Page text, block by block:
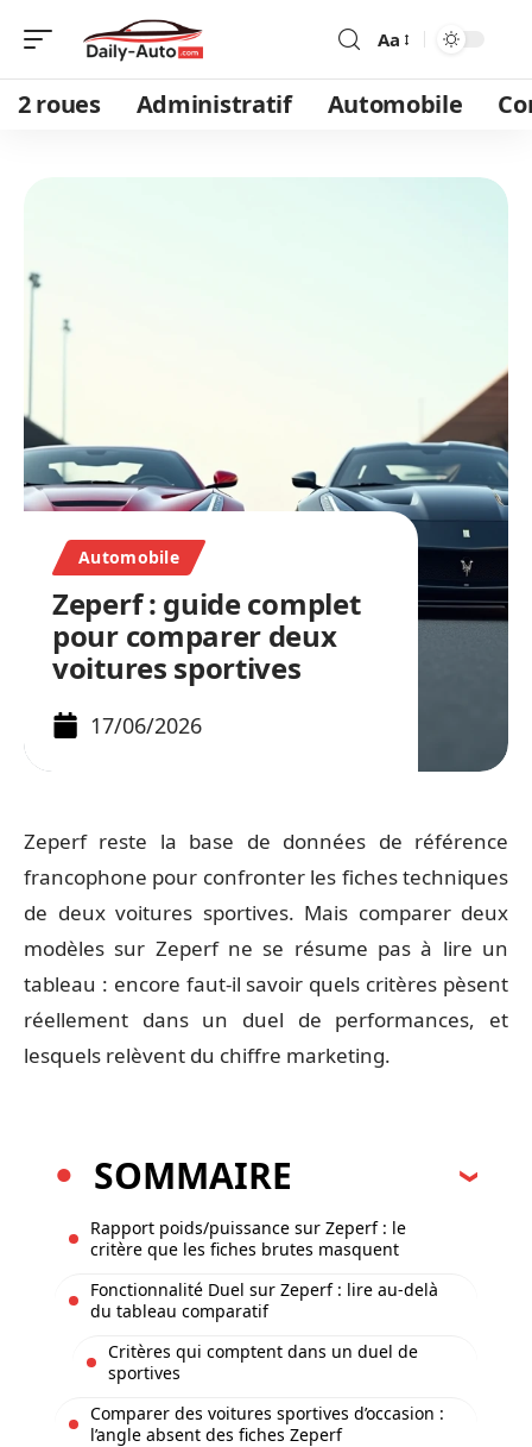
Aa
2 roues Administratif Automobile
Automobile
Zeperf : guide complet
pour comparer deux
voitures sportives
17/06/2026
Zeperf reste la base de données de référence
francophone pour confronter les fiches techniques
de deux voitures sportives. Mais comparer deux
modèles sur Zeperf ne se résume pas à lire un
tableau : encore faut-il savoir quels critères pèsent
réellement dans un duel de performances, et
lesquels relèvent du chiffre marketing.
SOMMAIRE
Rapport poids/puissance sur Zeperf : le
critère que les fiches brutes masquent
Fonctionnalité Duel sur Zeperf : lire au-delà
du tableau comparatif
Critères qui comptent dans un duel de
sportives
Comparer des voitures sportives d’occasion :
l’angle absent des fiches Zeperf